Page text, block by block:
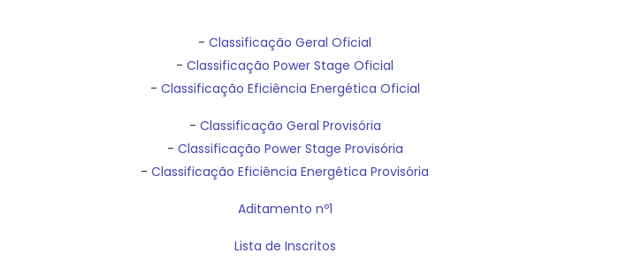
- Classificação Geral Oficial
- Classificação Power Stage Oficial
- Classificação Eficiência Energética Oficial
- Classificação Geral Provisória
- Classificação Power Stage Provisória
- Classificação Eficiência Energética Provisória
Aditamento nº1
Lista de Inscritos